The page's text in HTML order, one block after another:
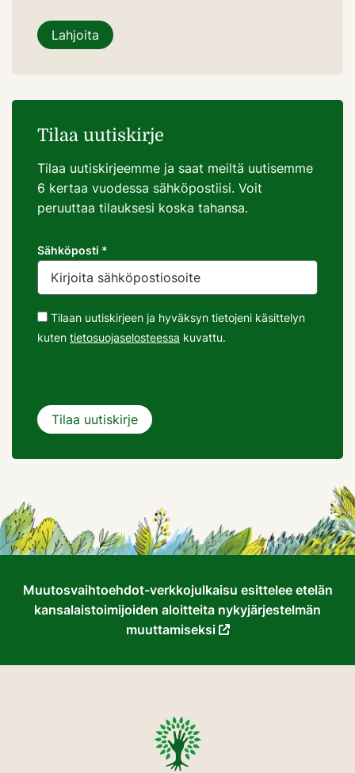
Lahjoita
Tilaa uutiskirje
Tilaa uutiskirjeemme ja saat meiltä uutisemme
6 kertaa vuodessa sähköpostiisi. Voit
peruuttaa tilauksesi koska tahansa.
Sähköposti *
Tilaan uutiskirjeen ja hyväksyn tietojeni käsittelyn
kuten tietosuojaselosteessa kuvattu.
Muutosvaihtoehdot-verkkojulkaisu esittelee etelän
kansalaistoimijoiden aloitteita nykyjärjestelmän
muuttamiseksi